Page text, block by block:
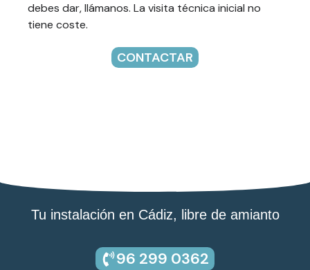
debes dar, llámanos. La visita técnica inicial no
tiene coste.
CONTACTAR
Tu instalación en Cádiz, libre de amianto
96 299 0362